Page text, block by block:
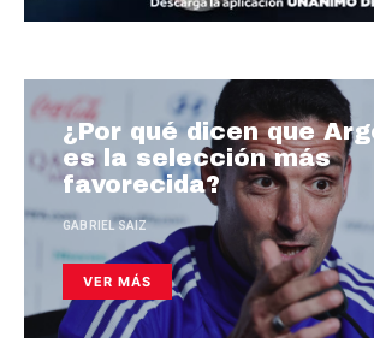
¿Por qué dicen que
es la selección más
favorecida?
GABRIEL SAIZ
VER MÁS